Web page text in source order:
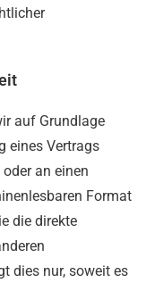
auf Grundlage
eines Vertrags
an einen
Format
die direkte
dies nur, soweit es